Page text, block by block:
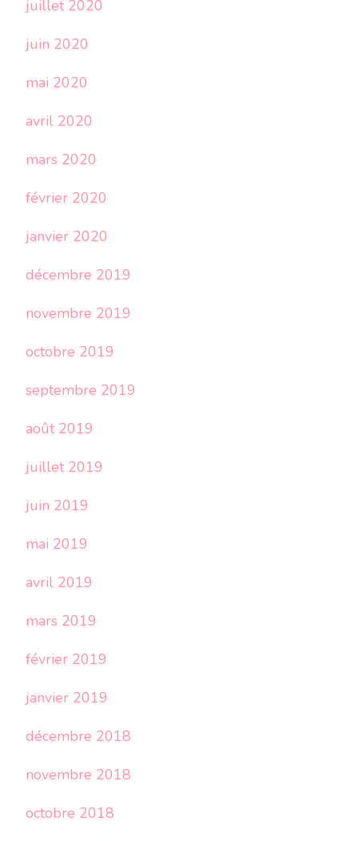
juillet 2020
juin 2020
mai 2020
avril 2020
mars 2020
février 2020
janvier 2020
décembre 2019
novembre 2019
octobre 2019
septembre 2019
août 2019
juillet 2019
juin 2019
mai 2019
avril 2019
mars 2019
février 2019
janvier 2019
décembre 2018
novembre 2018
octobre 2018